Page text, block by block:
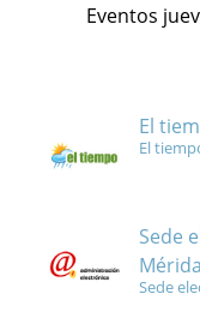
Eventos
El
El
Sede
Mérida
Sede